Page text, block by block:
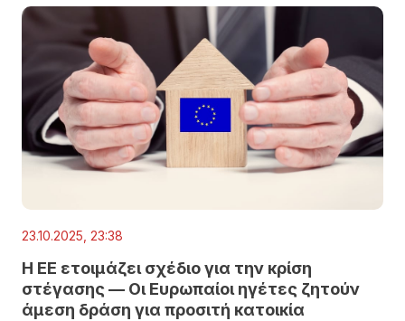
23.10.2025, 23:38
Η ΕΕ ετοιμάζει σχέδιο για την κρίση
στέγασης — Οι Ευρωπαίοι ηγέτες ζητούν
άμεση δράση για προσιτή κατοικία